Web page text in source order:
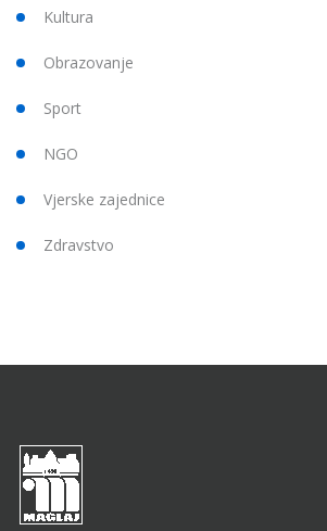
Kultura
Obrazovanje
Sport
NGO
Vjerske zajednice
Zdravstvo